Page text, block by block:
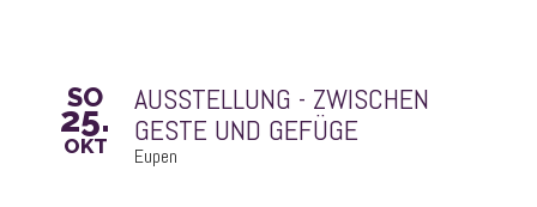
SO
25.
OKT GESTE UND GEFÜGE
Eupen